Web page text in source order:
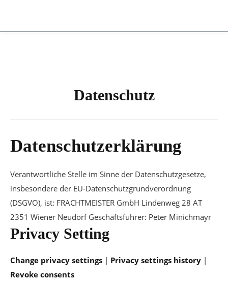
Datenschutz
Datenschutzerklärung
Verantwortliche Stelle im Sinne der Datenschutzgesetze,
insbesondere der EU-Datenschutzgrundverordnung
(DSGVO), ist: FRACHTMEISTER GmbH Lindenweg 28 AT
2351 Wiener Neudorf Geschäftsführer: Peter Minichmayr
Privacy Setting
Change privacy settings | Privacy settings history |
Revoke consents